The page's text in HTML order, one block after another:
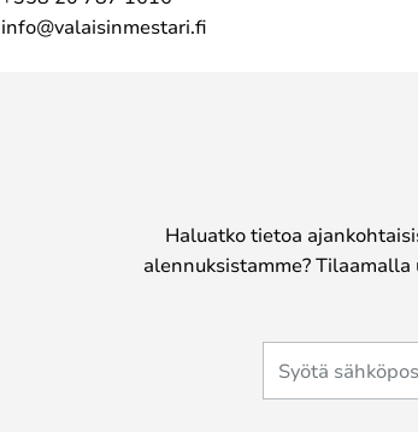
info@valaisinmestari.fi
Haluatko tietoa
alennuksistamme?